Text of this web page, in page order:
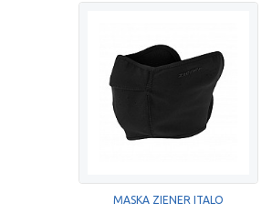
MASKA ZIENER ITALO